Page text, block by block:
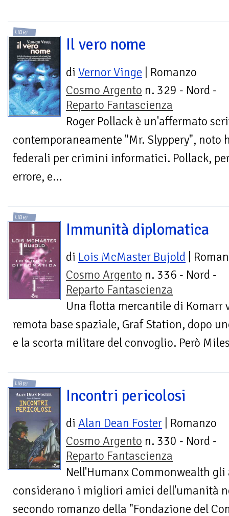
LIBRI
Il vero nome
di Vernor Vinge | Romanzo
Cosmo Argento n. 329 - Nord -
Reparto Fantascienza
Roger Pollack è un'affermato
contemporaneamente "Mr. Slyppery",
federali per crimini informatici. Pollack,
errore, e...
LIBRI
Immunità diplomatica
di Lois McMaster Bujold |
Cosmo Argento n. 336 - Nord -
Reparto Fantascienza
Una flotta mercantile di Komarr
remota base spaziale, Graf Station, dopo
e la scorta militare del convoglio. Però
LIBRI
Incontri pericolosi
di Alan Dean Foster | Romanzo
Cosmo Argento n. 330 - Nord -
Reparto Fantascienza
Nell'Humanx Commonwealth
considerano i migliori amici dell'umanità
secondo romanzo della "Fondazione del